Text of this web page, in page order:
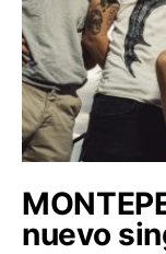
nuevo